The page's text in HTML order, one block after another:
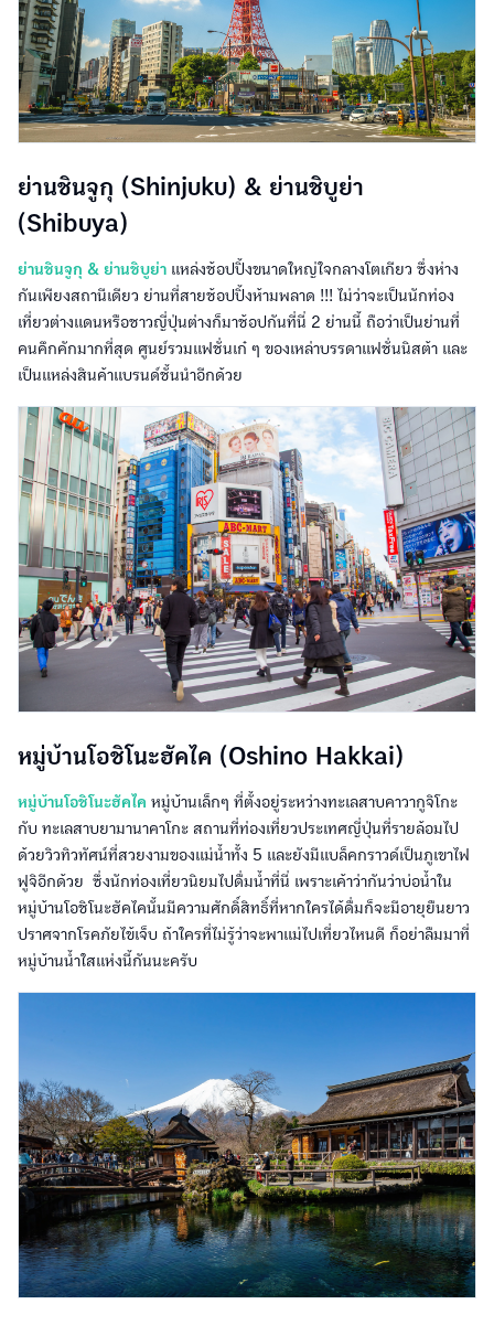
ย่านชินจูกุ (Shinjuku) & ย่านชิบูย่า
(Shibuya)
ย่านชินจูกุ & ย่านชิบูย่า แหล่งช้อปปิ้งขนาดใหญ่ใจกลางโตเกียว ซึ่งห่าง
กันเพียงสถานีเดียว ย่านที่สายช้อปปิ้งห้ามพลาด !!! ไม่ว่าจะเป็นนักท่อง
เที่ยวต่างแดนหรือชาวญี่ปุ่นต่างก็มาช้อปกันที่นี่ 2 ย่านนี้ ถือว่าเป็นย่านที่
คนคึกคักมากที่สุด ศูนย์รวมแฟชั่นเก๋ ๆ ของเหล่าบรรดาแฟชั่นนิสต้า และ
เป็นแหล่งสินค้าแบรนด์ชั้นนำอีกด้วย
หมู่บ้านโอชิโนะฮัคไค (Oshino Hakkai)
หมู่บ้านโอชิโนะฮัคไค หมู่บ้านเล็กๆ ที่ตั้งอยู่ระหว่างทะเลสาบคาวากูจิโกะ
กับ ทะเลสาบยามานาคาโกะ สถานที่ท่องเที่ยวประเทศญี่ปุ่นที่รายล้อมไป
ด้วยวิวทิวทัศน์ที่สวยงามของแม่น้ำทั้ง 5 และยังมีแบล็คกราวด์เป็นภูเขาไฟ
ฟูจิอีกด้วย ซึ่งนักท่องเที่ยวนิยมไปดื่มน้ำที่นี่ เพราะเค้าว่ากันว่าบ่อน้ำใน
หมู่บ้านโอชิโนะฮัคไคนั้นมีความศักดิ์สิทธิ์ที่หากใครได้ดื่มก็จะมีอายุยืนยาว
ปราศจากโรคภัยไข้เจ็บ ถ้าใครที่ไม่รู้ว่าจะพาแม่ไปเที่ยวไหนดี ก็อย่าลืมมาที่
หมู่บ้านน้ำใสแห่งนี้กันนะครับ